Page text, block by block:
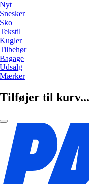
Nyt
Snesker
Sko
Tekstil
Kugler
Tilbehør
Bagage
Udsalg
Mærker
Tilføjer til kurv...